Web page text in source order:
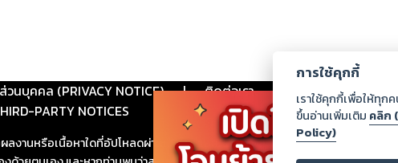
นบุคคล (PRIVACY NOTICE) | ติดต่อเรา ร่วมงานกับเรา
PARTY NOTICES
านหรือเนื้อหาใดที่อัปโหลดผ่านเว็บไซต์และปรากฏว่าละเมิดสิทธิในทรัพย์สินทาง
การใช้คุกกี้
เราใช้คุกกี้เพื่อให้ทุก
ขึ้นอ่านเพิ่มเติม คลิก
Policy)